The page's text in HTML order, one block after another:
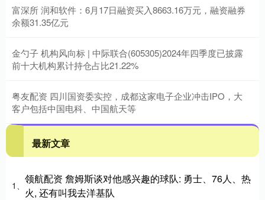
富深所 润和软件：6月17日融资买入8663.16万元，融资融券
余额31.35亿元
金勺子 机构风向标 | 中际联合(605305)2024年四季度已披露
前十大机构累计持仓占比21.22%
粤友配资 四川国资委实控，成都这家电子企业冲击IPO，大
客户包括中国电科、中国航天等
最新文章
1、
领航配资 詹姆斯谈对他感兴趣的球队: 勇士、76人、热
火, 还有叫我去洋基队